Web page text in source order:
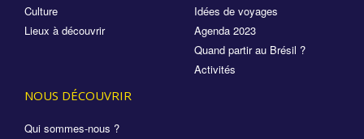
Culture
Lieux à découvrir
Idées de voyages
Agenda 2023
Quand partir au Brésil ?
Activités
NOUS DÉCOUVRIR
Qui sommes-nous ?